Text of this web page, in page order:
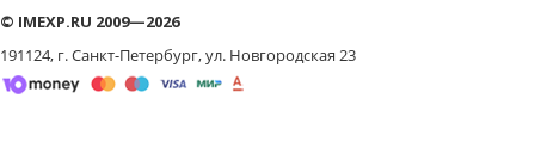
© IMEXP.RU 2009—2026
191124, г. Санкт-Петербург,ул. Новгородская 23